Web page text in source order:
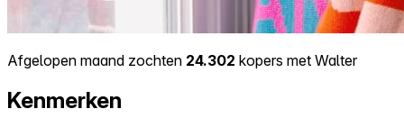
Afgelopen maand zochten 24.302 kopers met Walter
Kenmerken